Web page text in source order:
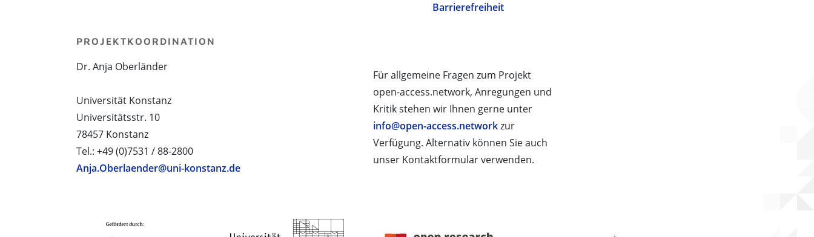
Barrierefreiheit
Für allgemeine Fragen zum Projekt
open-access.network, Anregungen und
Kritik stehen wir Ihnen gerne unter
info@open-access.networkzur
Verfügung. Alternativ können Sie auch
unser Kontaktformular verwenden.
PROJEKTKOORDINATION
Dr. Anja Oberländer
Universität Konstanz
Universitätsstr. 10
78457 Konstanz
Tel.: +49 (0)7531 / 88-2800
Anja.Oberlaender@uni-konstanz.de